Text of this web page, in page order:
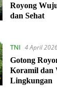
Royong
dan Sehat
TNI 4 April
Gotong
Koramil dan
Lingkungan